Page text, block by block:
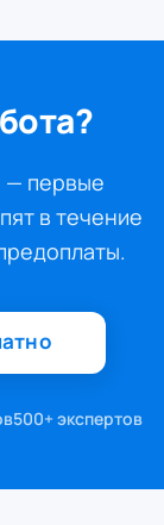
— первые
в течение
500+ экспертов